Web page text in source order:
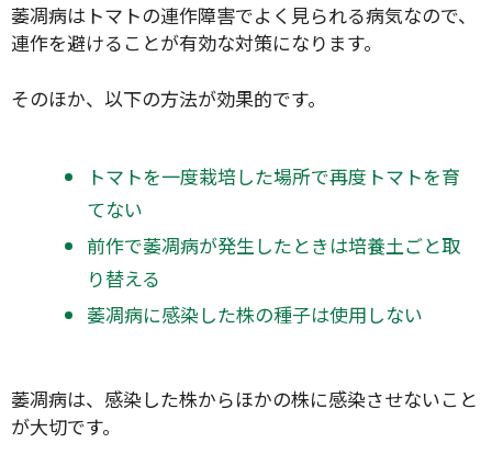
萎凋病はトマトの連作障害でよく見られる病気なので、
連作を避けることが有効な対策になります。
そのほか、以下の方法が効果的です。
トマトを一度栽培した場所で再度トマトを育
てない
前作で萎凋病が発生したときは培養土ごと取
り替える
萎凋病に感染した株の種子は使用しない
萎凋病は、感染した株からほかの株に感染させないこと
が大切です。